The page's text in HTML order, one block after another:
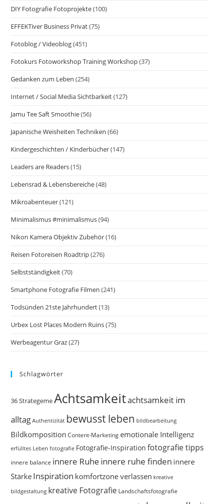
DIY Fotografie Fotoprojekte(100)
EFFEKTiver Business Privat(75)
Fotoblog / Videoblog(451)
Fotokurs Fotoworkshop Training Workshop(37)
Gedanken zum Leben (254)
Internet / Social Media Sichtbarkeit(127)
Jamu Tee Saft Smoothie(56)
Japanische Weisheiten Techniken (66)
Kindergeschichten / Kinderbücher(147)
Leaders are Readers(15)
Lebensrad & Lebensbereiche(48)
Mikroabenteuer(121)
Minimalismus #minimalismus(94)
Nikon Kamera Objektiv Zubehör(16)
Reisen Fotoreisen Roadtrip(276)
Selbstständigkeit(70)
Smartphone Fotografie Filmen (241)
Todsünden 21ste Jahrhundert(13)
Urbex Lost Places Modern Ruins(75)
Werbeagentur Graz(27)
Schlagwörter
36 StrategemeAchtsamkeitachtsamkeit im
alltag Authentizität bewusst leben bildbearbeitung
Bildkomposition Content-Marketing emotionale Intelligenz
erfülltes Leben fotografie Fotografie-Inspiration fotografie tipps
innere balance innere Ruhe innere ruhe finden innere
Stärke Inspiration komfortzone verlassen kreative
bildgestaltung kreative Fotografie Landschaftsfotografie